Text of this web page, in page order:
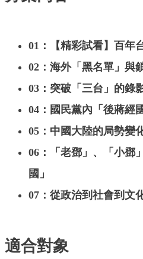
01：【精彩試看】百年
02：海外「黑名單」與
03：突破「三台」的錄
04：國民黨內「後蔣經
05：中國大陸的局勢變
06：「老鄧」、「小鄧
國」
07：從政治到社會到文
適合對象